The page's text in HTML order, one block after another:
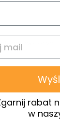
tworzywa.
rabat
w